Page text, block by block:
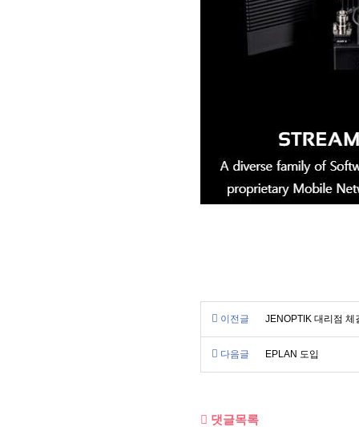
이전글 JENOPTIK 대리점 체
다음글 EPLAN 도입
댓글목록